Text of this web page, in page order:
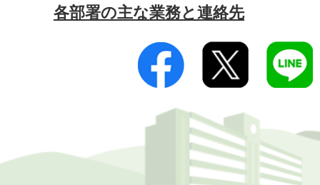
各部署の主な業務と連絡先